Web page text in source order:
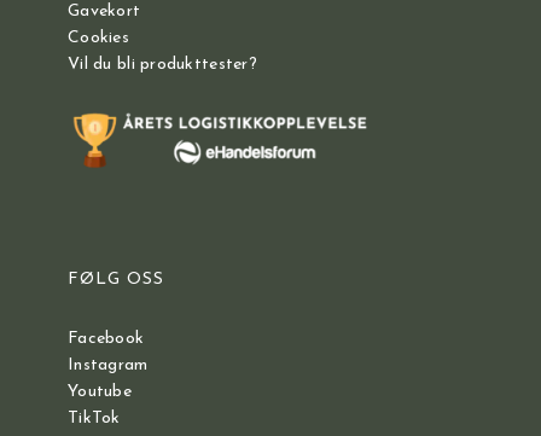
Gavekort
Cookies
Vil du bli produkttester?
FØLG OSS
Facebook
Instagram
Youtube
TikTok